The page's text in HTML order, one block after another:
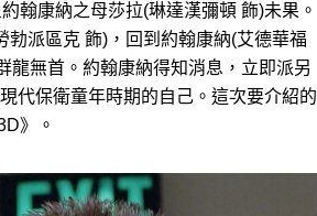
翰康納之母莎拉(琳達漢彌頓 飾)未果。
派區克 飾)，回到約翰康納(艾德華福
龍無首。約翰康納得知消息，立即派另
代保衛童年時期的自己。這次要介紹的
》。